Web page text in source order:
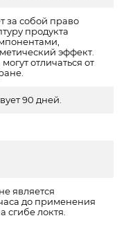
за собой право
продукта
эффект.
отличаться от
90 дней.
является
до применения
сгибе локтя.